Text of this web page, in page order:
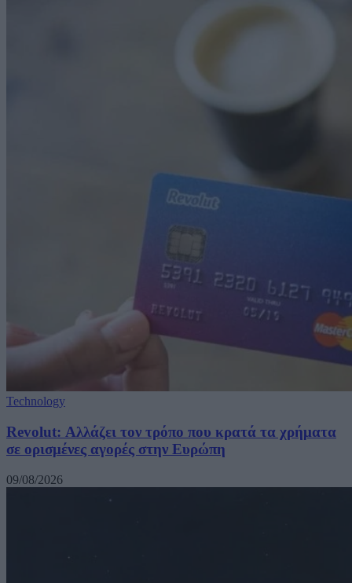
Technology
Revolut: Αλλάζει τον τρόπο που κρατά τα χρήματα
σε ορισμένες αγορές στην Ευρώπη
09/08/2026